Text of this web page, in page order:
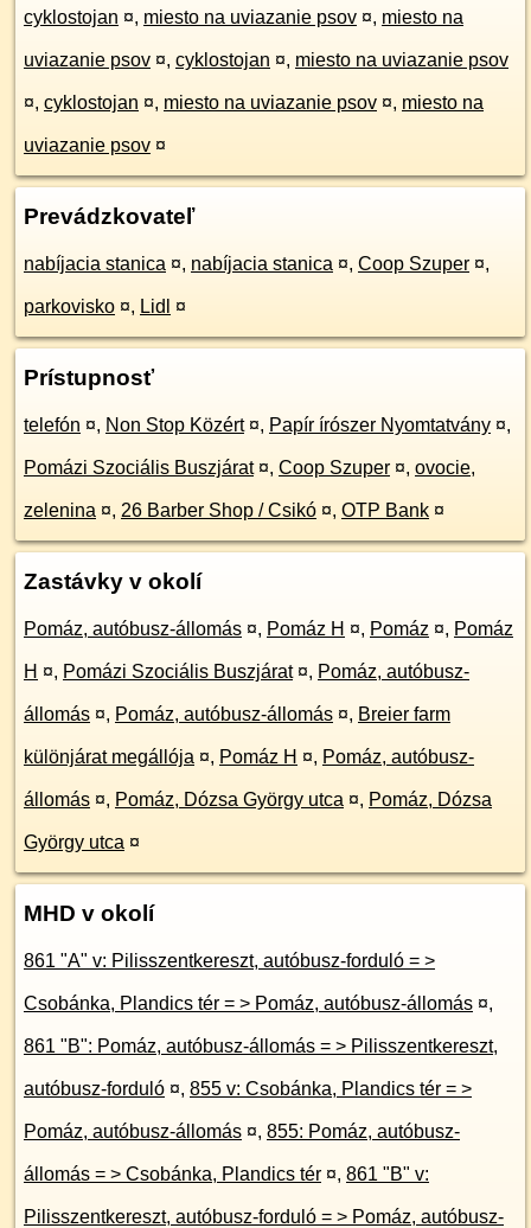
cyklostojan ¤, miesto na uviazanie psov ¤, miesto na
uviazanie psov ¤, cyklostojan ¤, miesto na uviazanie psov
¤, cyklostojan ¤, miesto na uviazanie psov ¤, miesto na
uviazanie psov ¤
Prevádzkovateľ
nabíjacia stanica ¤, nabíjacia stanica ¤, Coop Szuper ¤,
parkovisko ¤, Lidl ¤
Prístupnosť
telefón ¤, Non Stop Közért ¤, Papír írószer Nyomtatvány ¤,
Pomázi Szociális Buszjárat ¤, Coop Szuper ¤, ovocie,
zelenina ¤, 26 Barber Shop / Csikó ¤, OTP Bank ¤
Zastávky v okolí
Pomáz, autóbusz-állomás ¤, Pomáz H ¤, Pomáz ¤, Pomáz
H ¤, Pomázi Szociális Buszjárat ¤, Pomáz, autóbusz-
állomás ¤, Pomáz, autóbusz-állomás ¤, Breier farm
különjárat megállója ¤, Pomáz H ¤, Pomáz, autóbusz-
állomás ¤, Pomáz, Dózsa György utca ¤, Pomáz, Dózsa
György utca ¤
MHD v okolí
861 "A" v: Pilisszentkereszt, autóbusz-forduló = >
Csobánka, Plandics tér = > Pomáz, autóbusz-állomás ¤,
861 "B": Pomáz, autóbusz-állomás = > Pilisszentkereszt,
autóbusz-forduló ¤, 855 v: Csobánka, Plandics tér = >
Pomáz, autóbusz-állomás ¤, 855: Pomáz, autóbusz-
állomás = > Csobánka, Plandics tér ¤, 861 "B" v:
Pilisszentkereszt, autóbusz-forduló = > Pomáz, autóbusz-